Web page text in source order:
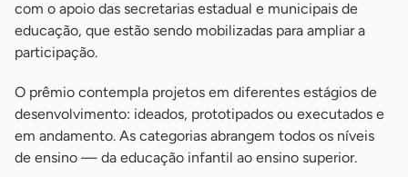
com o apoio das secretarias estadual e municipais de
educação, que estão sendo mobilizadas para ampliar a
participação.
O prêmio contempla projetos em diferentes estágios de
desenvolvimento: ideados, prototipados ou executados e
em andamento. As categorias abrangem todos os níveis
de ensino — da educação infantil ao ensino superior.